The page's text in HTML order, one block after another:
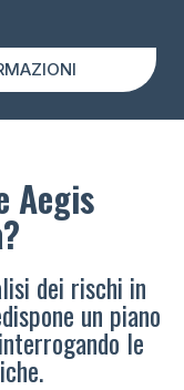
Aegis
dei rischi in
un piano
le